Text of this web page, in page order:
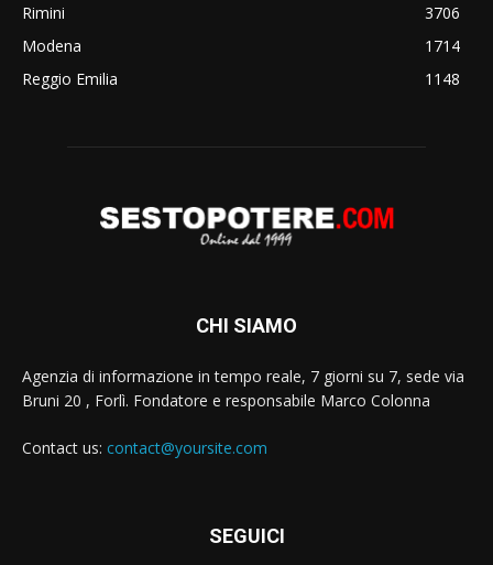
Rimini
3706
Modena
1714
Reggio Emilia
1148
CHI SIAMO
Agenzia di informazione in tempo reale, 7 giorni su 7, sede via
Bruni 20 , Forlì. Fondatore e responsabile Marco Colonna
Contact us: contact@yoursite.com
SEGUICI